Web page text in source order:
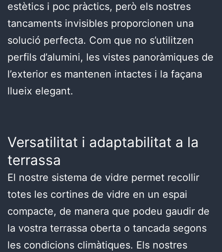
estètics i poc pràctics, però els nostres
tancaments invisibles proporcionen una
solució perfecta. Com que no s’utilitzen
perfils d’alumini, les vistes panoràmiques de
l’exterior es mantenen intactes i la façana
llueix elegant.
Versatilitat i adaptabilitat a la
terrassa
El nostre sistema de vidre permet recollir
totes les cortines de vidre en un espai
compacte, de manera que podeu gaudir de
la vostra terrassa oberta o tancada segons
les condicions climàtiques. Els nostres